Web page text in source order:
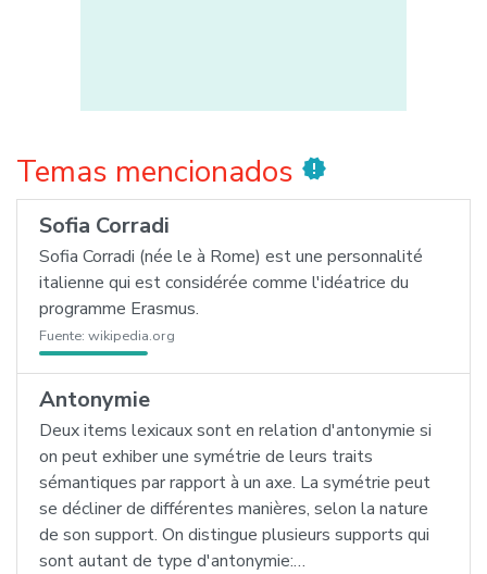
Temas mencionados new_releases
Sofia Corradi
Sofia Corradi (née le à Rome) est une personnalité
italienne qui est considérée comme l'idéatrice du
programme Erasmus.
Fuente: wikipedia.org
Antonymie
Deux items lexicaux sont en relation d'antonymie si
on peut exhiber une symétrie de leurs traits
sémantiques par rapport à un axe. La symétrie peut
se décliner de différentes manières, selon la nature
de son support. On distingue plusieurs supports qui
sont autant de type d'antonymie:…